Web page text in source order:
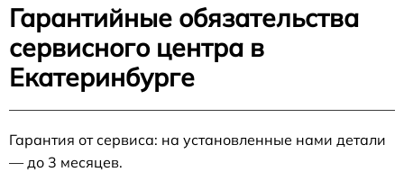
Гарантийные обязательства
сервисного центра в
Екатеринбурге
Гарантия от сервиса: на установленные нами детали
— до 3 месяцев.